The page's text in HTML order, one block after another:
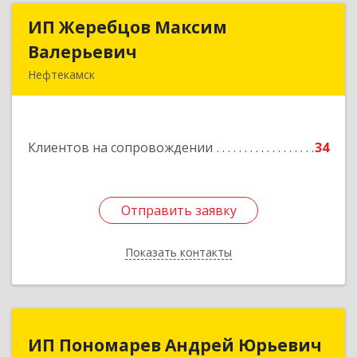
ИП Жеребцов Максим
Валерьевич
Нефтекамск
Клиентов на сопровождении 34
Отправить заявку
Показать контакты
ИП Жеребцов Максим
Подробнее
Отправить заявку
Назад
ИП Пономарев Андрей Юрьевич
ИП Пономарев Андрей Юрьевич